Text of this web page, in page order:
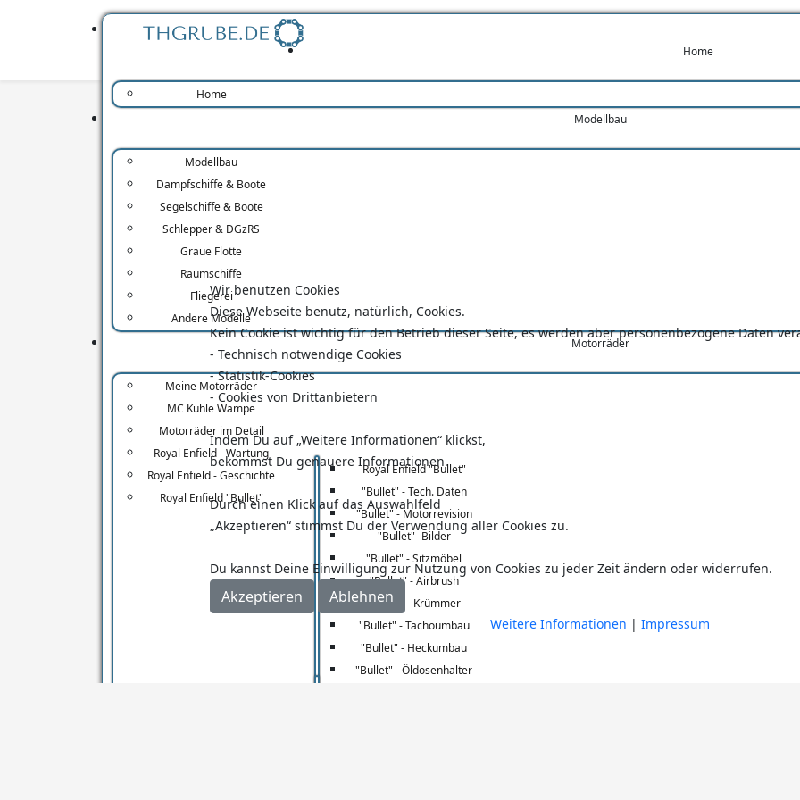
Home
Home
Modellbau
Modellbau
Dampfschiffe & Boote
Segelschiffe & Boote
Schlepper & DGzRS
Graue Flotte
Raumschiffe
Fliegerei
Andere Modelle
Motorräder
Meine Motorräder
MC Kuhle Wampe
Motorräder im Detail
Royal Enfield - Wartung
Royal Enfield - Geschichte
Royal Enfield "Bullet"
Royal Enfield "Bullet"
"Bullet" - Tech. Daten
"Bullet" - Motorrevision
"Bullet"- Bilder
"Bullet" - Sitzmöbel
"Bullet" - Airbrush
"Bullet" - Krümmer
"Bullet" - Tachoumbau
"Bullet" - Heckumbau
"Bullet" - Öldosenhalter
Übersicht Kategorien
Kategorie
Trekking
Motorrad
Fahrrad
Mountainbike Mountainbike, Geländestrecken
Wir benutzen Cookies
Diese Webseite benutz, natürlich, Cookies.
Kein Cookie ist wichtig für den Betrieb dieser Seite, es werden aber personenbezogene Daten
- Technisch notwendige Cookies
- Statistik-Cookies
- Cookies von Drittanbietern
Indem Du auf „Weitere Informationen“ klickst,
bekommst Du genauere Informationen.
Durch einen Klick auf das Auswahlfeld
„Akzeptieren“ stimmst Du der Verwendung aller Cookies zu.
Du kannst Deine Einwilligung zur Nutzung von Cookies zu jeder Zeit ändern oder widerrufen.
Akzeptieren Ablehnen
Weitere Informationen | Impressum